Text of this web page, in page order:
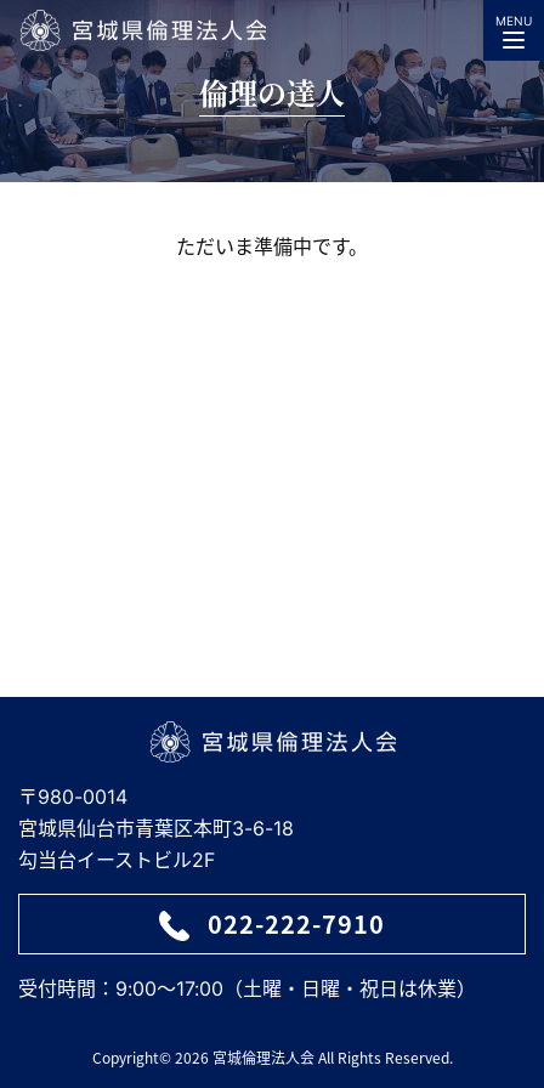
宮城県倫理法人会
MENU
倫理の達人
ただいま準備中です。
〒980-0014
宮城県仙台市青葉区本町3-6-18
勾当台イーストビル2F
022-222-7910
受付時間：9:00～17:00（土曜・日曜・祝日は休業）
Copyright© 2026 宮城倫理法人会 All Rights Reserved.